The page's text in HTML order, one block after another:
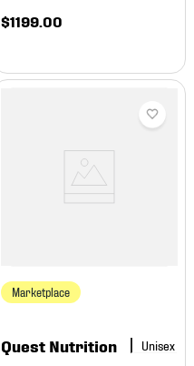
$1199 .00
Marketplace
Quest Nutrition